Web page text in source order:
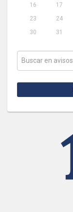
16
17
23
24
30
31